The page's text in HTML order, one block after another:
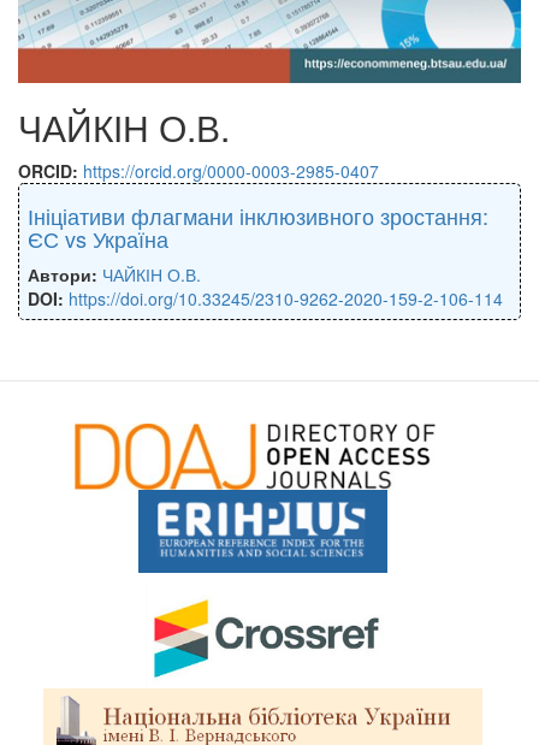
ЧАЙКІН О.В.
ORCID: https://orcid.org/0000-0003-2985-0407
Ініціативи флагмани інклюзивного зростання:
ЄС vs Україна
Автори: ЧАЙКІН О.В.
DOI: https://doi.org/10.33245/2310-9262-2020-159-2-106-114